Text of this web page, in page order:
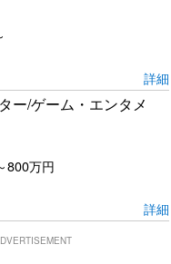
ている
る
詳細
ー/ゲーム・エンタメ
800万円
詳細